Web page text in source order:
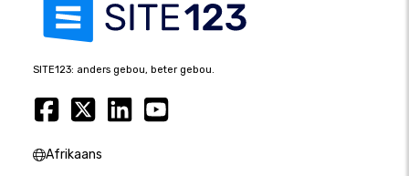
SITE123: anders gebou, beter gebou.
Afrikaans